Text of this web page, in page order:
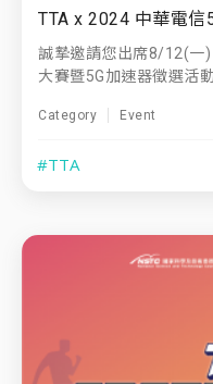
誠摯邀請您出席8/12(一)
大賽暨5G加速器徵選活
Category Event
#TTA